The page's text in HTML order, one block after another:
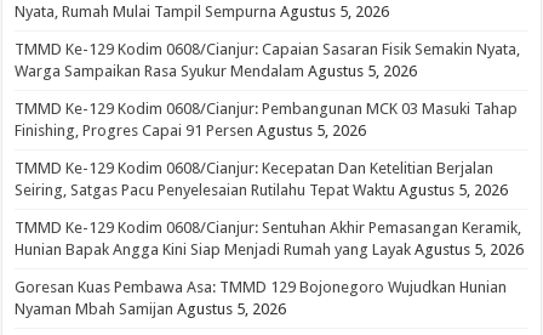
Nyata, Rumah Mulai Tampil Sempurna Agustus 5, 2026
TMMD Ke-129 Kodim 0608/Cianjur: Capaian Sasaran Fisik Semakin Nyata,
Warga Sampaikan Rasa Syukur Mendalam Agustus 5, 2026
TMMD Ke-129 Kodim 0608/Cianjur: Pembangunan MCK 03 Masuki Tahap
Finishing, Progres Capai 91 Persen Agustus 5, 2026
TMMD Ke-129 Kodim 0608/Cianjur: Kecepatan Dan Ketelitian Berjalan
Seiring, Satgas Pacu Penyelesaian Rutilahu Tepat Waktu Agustus 5, 2026
TMMD Ke-129 Kodim 0608/Cianjur: Sentuhan Akhir Pemasangan Keramik,
Hunian Bapak Angga Kini Siap Menjadi Rumah yang Layak Agustus 5, 2026
Goresan Kuas Pembawa Asa: TMMD 129 Bojonegoro Wujudkan Hunian
Nyaman Mbah Samijan Agustus 5, 2026